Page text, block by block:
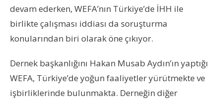
devam ederken, WEFA’nın Türkiye’de İHH ile
birlikte çalışması iddiası da soruşturma
konularından biri olarak öne çıkıyor.
Dernek başkanlığını Hakan Musab Aydın’ın yaptığı
WEFA, Türkiye’de yoğun faaliyetler yürütmekte ve
işbirliklerinde bulunmakta. Derneğin diğer